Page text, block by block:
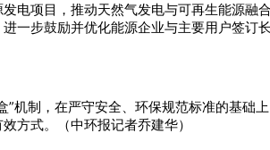
电项目，推动天然气发电与可再生能源融
一步鼓励并优化能源企业与主要用户签订
机制，在严守安全、环保规范标准的基础
方式。（中环报记者乔建华）